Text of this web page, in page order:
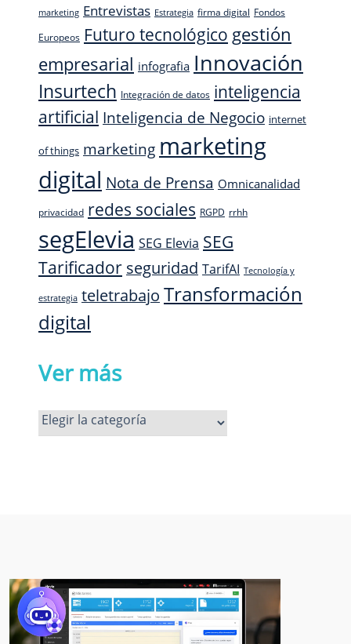
marketing Entrevistas Estrategia firma digital Fondos
Europeos Futuro tecnológico gestión
empresarial infografia Innovación
Insurtech Integración de datos inteligencia
artificial Inteligencia de Negocio internet
of things marketing marketing
digital Nota de Prensa Omnicanalidad
privacidad redes sociales RGPD rrhh
segElevia SEG Elevia SEG
Tarificador seguridad TarifAI Tecnología y
estrategia teletrabajo Transformación
digital
Ver más
Ver
más